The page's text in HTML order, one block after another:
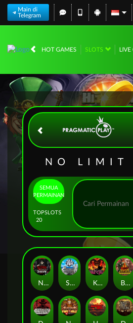
Main di
Telegram
HOT GAMES SLOTS LIVE
NO LIMIT
SEMUA
PERMAINAN
TOP
20
SLOTS
Nexus Blood & Shadow Seamen Kill Em All Blood Diamond